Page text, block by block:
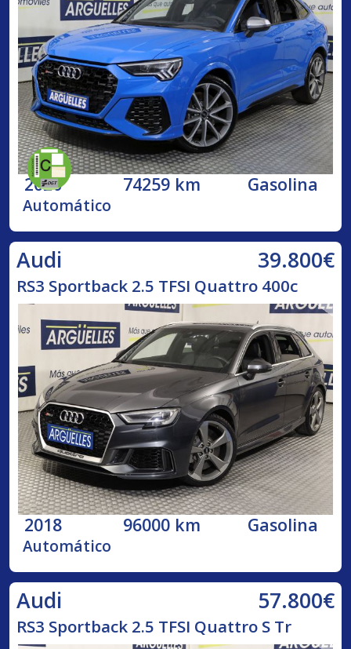
2020 74259 km Gasolina
Automático
Audi 39.800€
RS3 Sportback 2.5 TFSI Quattro 400c
2018 96000 km Gasolina
Automático
Audi 57.800€
RS3 Sportback 2.5 TFSI Quattro S Tr